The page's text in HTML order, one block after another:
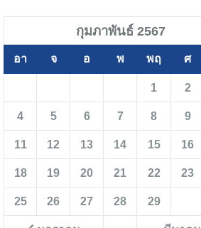
กุมภาพันธ์ 2567
อา จ อ พ พฤ ศ
1 2
4 5 6 7 8 9
11 12 13 14 15 16
18 19 20 21 22 23
25 26 27 28 29